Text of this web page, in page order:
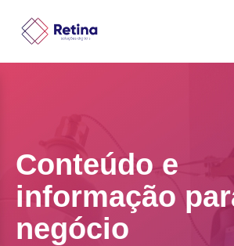
Conteúdo e
informação
negócio